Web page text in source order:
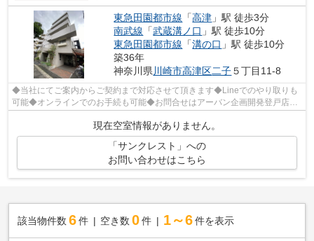
東急田園都市線 「高津 」駅 徒歩3分
南武線 「武蔵溝ノ口 」駅 徒歩10分
東急田園都市線 「溝の口 」駅 徒歩10分
築36年
神奈川県 川崎市高津区二子５丁目11-8
◆当社にてご案内からご契約まで対応させて頂きます◆Lineでのやり取りも
可能◆オンラインでのお手続も可能◆お問合せはアーバン企画開発登戸店
(044-932-6015)まで◆
現在空室情報がありません。
「サンクレスト」への
お問い合わせはこちら
該当物件数 6件 空き数 0 件 1～6 件を表示